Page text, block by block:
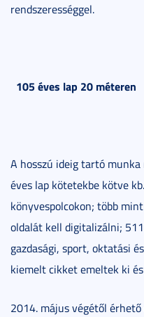
rendszerességgel.
105 éves lap 20 méteren
A hosszú ideig tartó
éves lap kötetekbe kötve
könyvespolcokon; több
oldalát kell digitalizálni;
gazdasági, sport, oktatási
kiemelt cikket emeltek ki
2014. május végétől érhető